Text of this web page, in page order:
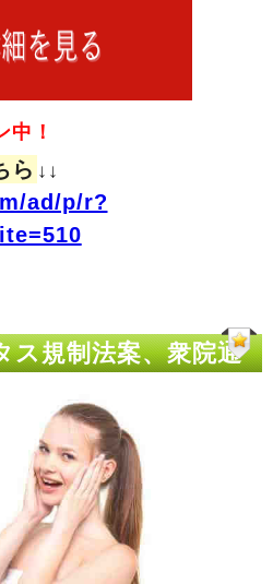
中！
ら ↓↓
ad/p/r?
ス規制法案、衆院通